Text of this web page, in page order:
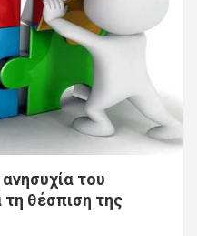
του
θέσπιση της